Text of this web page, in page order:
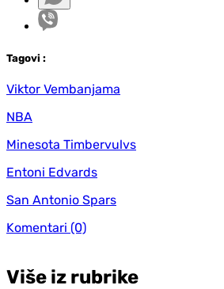
Tagovi :
Viktor Vembanjama
NBA
Minesota Timbervulvs
Entoni Edvards
San Antonio Spars
Komentari (0)
Više iz rubrike